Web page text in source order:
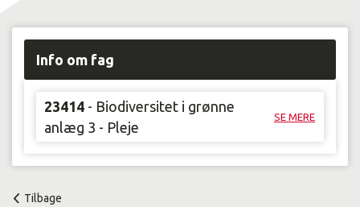
Info om fag
23414 - Biodiversitet i grønne
anlæg 3 - Pleje
SE MERE
Tilbage